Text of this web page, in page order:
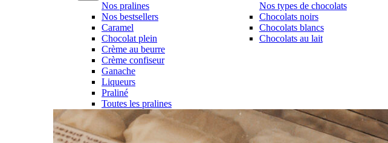
Nos pralines
Nos bestsellers
Caramel
Chocolat plein
Crème au beurre
Crème confiseur
Ganache
Liqueurs
Praliné
Toutes les pralines
Nos types de chocolats
Chocolats noirs
Chocolats blancs
Chocolats au lait